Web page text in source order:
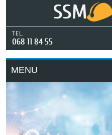
SSM
TEL.
068 11 84 55
MENU